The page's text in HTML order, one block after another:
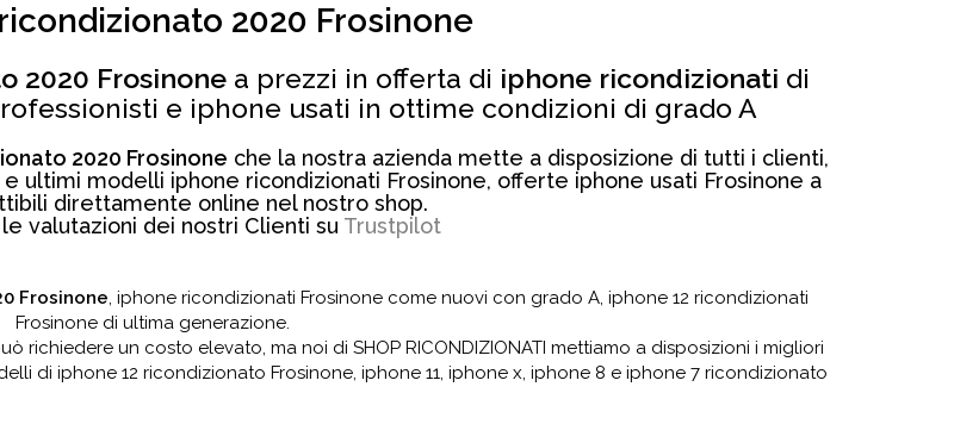
2020 Frosinone
2020 Frosinonea prezzi in offerta di iphone ricondizionati di
e iphone usati in ottime condizioni di grado A
2020 Frosinone che la nostra azienda mette a disposizione di tutti i clienti,
ultimi modelli iphone ricondizionati Frosinone, offerte iphone usati Frosinone a
direttamente online nel nostro shop.
valutazioni dei nostri Clienti su Trustpilot
Frosinone, iphone ricondizionati Frosinone come nuovi con grado A, iphone 12 ricondizionati
Frosinone di ultima generazione.
richiedere un costo elevato, ma noi di SHOP RICONDIZIONATI mettiamo a disposizioni i migliori
di iphone 12 ricondizionato Frosinone, iphone 11, iphone x, iphone 8 e iphone 7 ricondizionato